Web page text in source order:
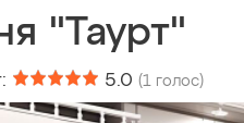
"Таурт"
5.0 (1 голос)